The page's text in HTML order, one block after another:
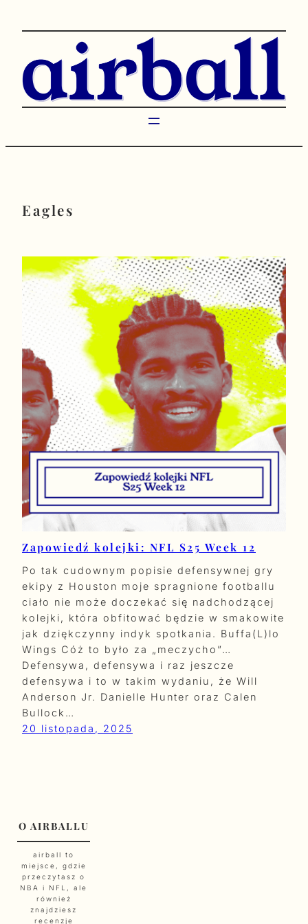
Eagles
Zapowiedź kolejki: NFL S25 Week 12
Po tak cudownym popisie defensywnej gry
ekipy z Houston moje spragnione footballu
ciało nie może doczekać się nadchodzącej
kolejki, która obfitować będzie w smakowite
jak dziękczynny indyk spotkania. Buffa(L)lo
Wings Cóż to było za „meczycho”…
Defensywa, defensywa i raz jeszcze
defensywa i to w takim wydaniu, że Will
Anderson Jr. Danielle Hunter oraz Calen
Bullock…
20 listopada, 2025
O AIRBALLU
airball to
miejsce, gdzie
przeczytasz o
NBA i NFL, ale
również
znajdziesz
recenzje